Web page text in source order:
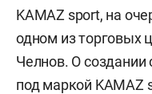
KAMAZ sport, на
одном из торговых
Челнов. О
под маркой KAMAZ